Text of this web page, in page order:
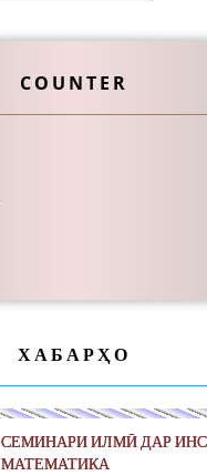
COUNTER
ХАБАРҲО
СЕМИНАРИ ИЛМӢ ДАР
МАТЕМАТИКА